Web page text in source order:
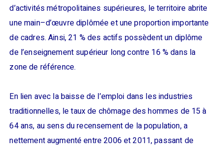
d’activités métropolitaines supérieures, le territoire abrite
une main–d’œuvre diplômée et une proportion importante
de cadres. Ainsi, 21 % des actifs possèdent un diplôme
de l’enseignement supérieur long contre 16 % dans la
zone de référence.
En lien avec la baisse de l’emploi dans les industries
traditionnelles, le taux de chômage des hommes de 15 à
64 ans, au sens du recensement de la population, a
nettement augmenté entre 2006 et 2011, passant de